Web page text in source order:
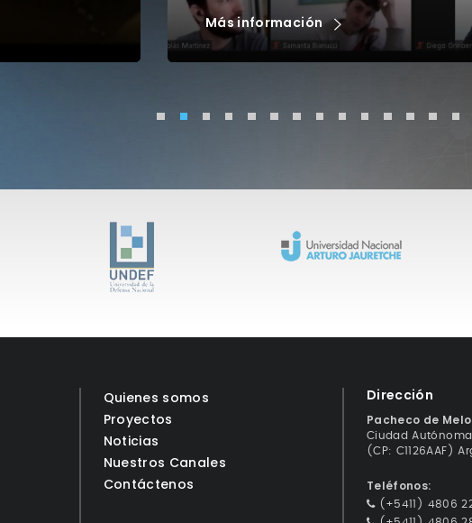
Más información
Quienes somos
Proyectos
Noticias
Nuestros Canales
Contáctenos
Dirección
Pacheco de
Ciudad
(CP: C1126AAF)
Teléfonos:
(+5411) 4806